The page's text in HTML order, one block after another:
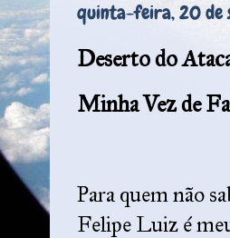
quinta-feira, 20 de
Deserto do
Minha Vez de
Para quem não
Felipe Luiz é